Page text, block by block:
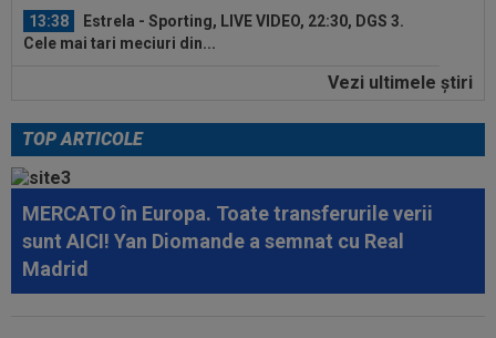
13:38
Estrela - Sporting, LIVE VIDEO, 22:30, DGS 3.
Cele mai tari meciuri din...
”Nemeritat”. Mesajul postat de Steaua, după
14:39
Marius Șumudică vrea 4 transferuri la CFR
Cluj!
14:29
S-a terminat! Diego Simeone a făcut anunțul
despre transferul lui Julian...
14:15 VIDEO
”Un om care face bani non-stop”.
Vezi ultimele ştiri
TOP ARTICOLE
MERCATO în Europa. Toate transferurile verii
sunt AICI! Yan Diomande a semnat cu Real
Madrid